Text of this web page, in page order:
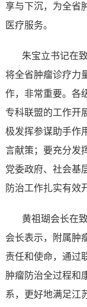
享与下沉，为全省
医疗服务。
朱宝立书记在致
将全省肿瘤诊疗力
作，非常重要。各
专科联盟的工作开
极发挥参谋助手作
言献策；要充分发
党委政府、社会基
防治工作扎实有效
黄祖瑚会长在致
会长表示，附属肿
责任和使命，通过
肿瘤防治全过程和
系，更好地满足江